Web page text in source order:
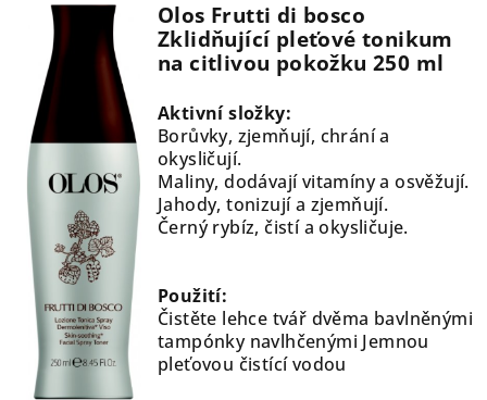
Olos Frutti di bosco
Zklidňující pleťové tonikum
na citlivou pokožku 250 ml
Aktivní složky:
Borůvky, zjemňují, chrání a
okysličují.
Maliny, dodávají vitamíny a osvěžují.
Jahody, tonizují a zjemňují.
Černý rybíz, čistí a okysličuje.
Použití:
Čistěte lehce tvář dvěma bavlněnými
tampónky navlhčenými Jemnou
pleťovou čistící vodou